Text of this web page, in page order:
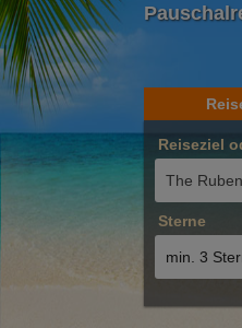
Reiseziel
Sterne
min. 3